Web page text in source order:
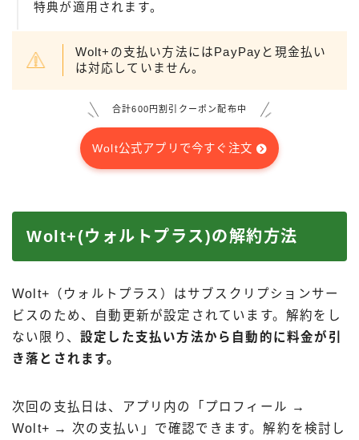
特典が適用されます。
Wolt+の支払い方法にはPayPayと現金払い
は対応していません。
合計600円割引クーポン配布中
Wolt公式アプリで今すぐ注文
Wolt+(ウォルトプラス)の解約方法
Wolt+（ウォルトプラス）はサブスクリプションサー
ビスのため、自動更新が設定されています。解約をし
ない限り、 設定した支払い方法から自動的に料金が引
き落とされます。
次回の支払日は、アプリ内の「プロフィール →
Wolt+ → 次の支払い」で確認できます。解約を検討し